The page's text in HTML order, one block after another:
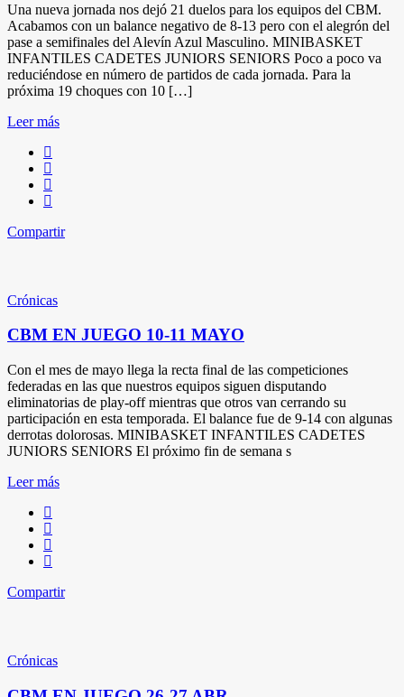
Una nueva jornada nos dejó 21 duelos para los equipos del CBM.
Acabamos con un balance negativo de 8-13 pero con el alegrón del
pase a semifinales del Alevín Azul Masculino. MINIBASKET
INFANTILES CADETES JUNIORS SENIORS Poco a poco va
reduciéndose en número de partidos de cada jornada. Para la
próxima 19 choques con 10 […]
Leer más
Compartir
Crónicas
CBM EN JUEGO 10-11 MAYO
Con el mes de mayo llega la recta final de las competiciones
federadas en las que nuestros equipos siguen disputando
eliminatorias de play-off mientras que otros van cerrando su
participación en esta temporada. El balance fue de 9-14 con algunas
derrotas dolorosas. MINIBASKET INFANTILES CADETES
JUNIORS SENIORS El próximo fin de semana s
Leer más
Compartir
Crónicas